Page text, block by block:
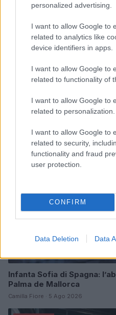
personalized advertising.
I want to allow Google to
related to analytics like
device identifiers in apps.
I want to allow Google to
related to functionality of
I want to allow Google to
related to personalization.
I want to allow Google to
related to security,
functionality and fraud
user protection.
CONFIRM
Data Deletion Data
paesaggi vulcanici
Cristian Castiglioni · 6 Ago 2026
LIFESTYLE
Infanta Sofia di Spagna:
Palma de Mallorca
Camilla Fiore · 5 Ago 2026